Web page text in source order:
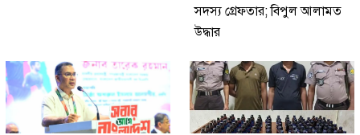
সদস্য গ্রেফতার; বিপুল আলামত
উদ্ধার